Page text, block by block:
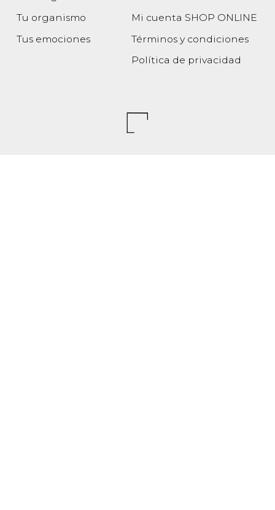
Tu organismo
Tus emociones
Mi cuenta SHOP ONLINE
Términos y condiciones
Política de privacidad